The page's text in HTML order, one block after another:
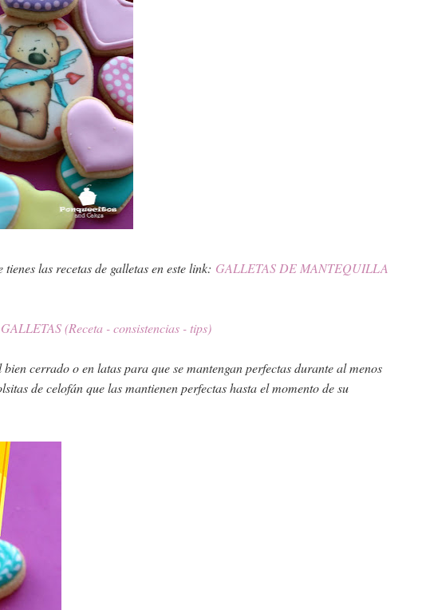
las recetas de galletas en este link: GALLETAS DE MANTEQUILLA
(Receta - consistencias - tips)
cerrado o en latas para que se mantengan perfectas durante al menos
de celofán que las mantienen perfectas hasta el momento de su